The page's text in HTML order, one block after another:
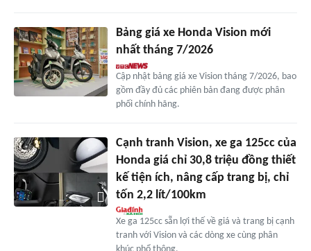
Bảng giá xe Honda Vision mới
nhất tháng 7/2026
Cập nhật bảng giá xe Vision tháng 7/2026, bao
gồm đầy đủ các phiên bản đang được phân
phối chính hãng.
Cạnh tranh Vision, xe ga 125cc của
Honda giá chỉ 30,8 triệu đồng thiết
kế tiện ích, nâng cấp trang bị, chỉ
tốn 2,2 lít/100km
Xe ga 125cc sẵn lợi thế về giá và trang bị cạnh
tranh với Vision và các dòng xe cùng phân
khúc phổ thông.